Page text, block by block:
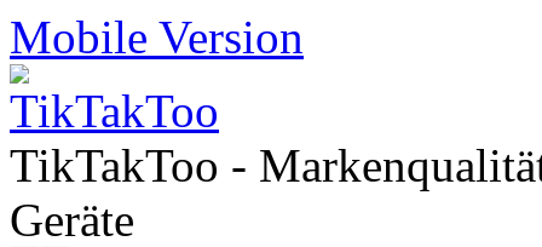
Mobile Version
TikTakToo -
Geräte